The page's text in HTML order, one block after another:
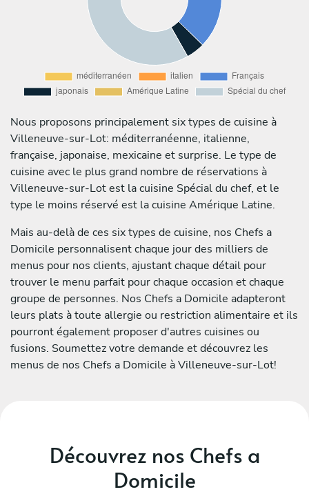
Nous proposons principalement six types de cuisine à
Villeneuve-sur-Lot: méditerranéenne, italienne,
française, japonaise, mexicaine et surprise. Le type de
cuisine avec le plus grand nombre de réservations à
Villeneuve-sur-Lot est la cuisine Spécial du chef, et le
type le moins réservé est la cuisine Amérique Latine.
Mais au-delà de ces six types de cuisine, nos Chefs a
Domicile personnalisent chaque jour des milliers de
menus pour nos clients, ajustant chaque détail pour
trouver le menu parfait pour chaque occasion et chaque
groupe de personnes. Nos Chefs a Domicile adapteront
leurs plats à toute allergie ou restriction alimentaire et ils
pourront également proposer d'autres cuisines ou
fusions. Soumettez votre demande et découvrez les
menus de nos Chefs a Domicile à Villeneuve-sur-Lot!
Découvrez nos Chefs a
Domicile